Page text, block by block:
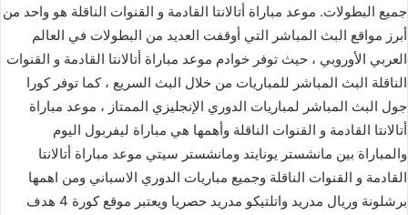
جميع البطولات. موعد مباراة أتالانتا القادمة و القنوات الناقلة هو واحد من
أبرز مواقع البث المباشر التي أوقفت العديد من البطولات في العالم
العربي الأوروبي ، حيث توفر خوادم موعد مباراة أتالانتا القادمة و القنوات
الناقلة البث المباشر للمباريات من خلال البث السريع ، كما توفر كورا
جول البث المباشر لمباريات الدوري الإنجليزي الممتاز ، موعد مباراة
أتالانتا القادمة و القنوات الناقلة وأهمها هي مباراة ليفربول اليوم
والمباراة بين مانشستر يونايتد ومانشستر سيتي موعد مباراة أتالانتا
القادمة و القنوات الناقلة وجميع مباريات الدوري الاسباني ومن اهمها
برشلونة وريال مدريد واتلتيكو مدريد حصريا ويعتبر موقع كورة 4 هدف